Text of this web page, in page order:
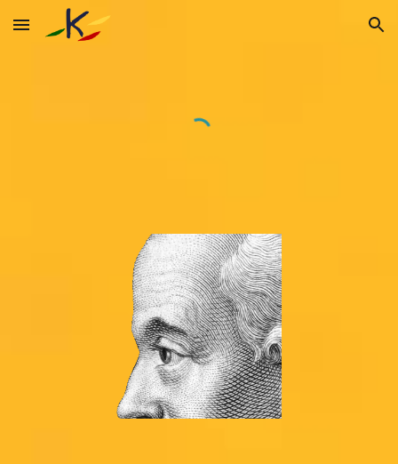
Skip to main content Skip to navigation